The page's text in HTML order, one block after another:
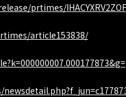
prtimes/
article153838/